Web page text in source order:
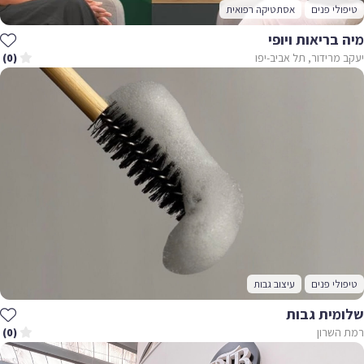
פנים אסתטיקה רפואית
ויופי
מרידור, תל אביב-יפו
פנים עיצוב גבות
גבות